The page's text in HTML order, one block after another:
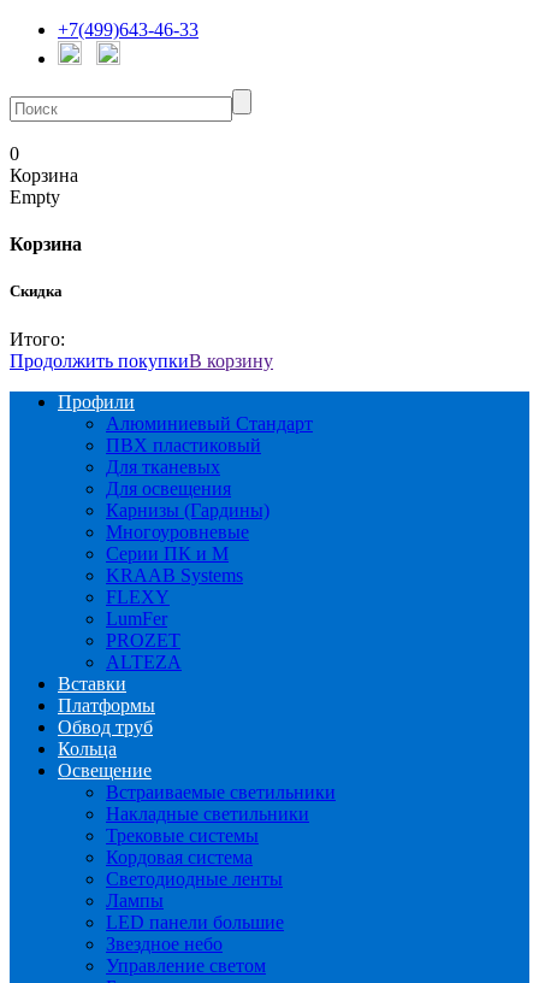
+7(499)643-46-33
0
Корзина
Empty
Корзина
Скидка
Итого:
Продолжить покупкиВ корзину
Профили
Алюминиевый Стандарт
ПВХ пластиковый
Для тканевых
Для освещения
Карнизы (Гардины)
Многоуровневые
Серии ПК и М
KRAAB Systems
FLEXY
LumFer
PROZET
ALTEZA
Вставки
Платформы
Обвод труб
Кольца
Освещение
Встраиваемые светильники
Накладные светильники
Трековые системы
Кордовая система
Светодиодные ленты
Лампы
LED панели большие
Звездное небо
Управление светом